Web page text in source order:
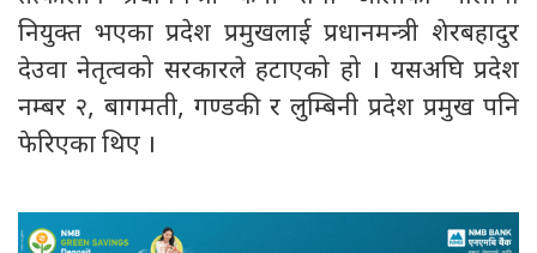
नियुक्त भएका प्रदेश प्रमुखलाई प्रधानमन्त्री शेरबहादुर
देउवा नेतृत्वको सरकारले हटाएको हो । यसअघि प्रदेश
नम्बर २, बागमती, गण्डकी र लुम्बिनी प्रदेश प्रमुख पनि
फेरिएका थिए ।